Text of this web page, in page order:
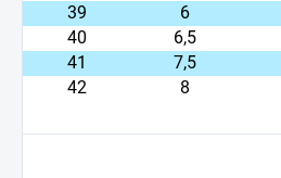
39
6
40
6,5
41
7,5
42
8